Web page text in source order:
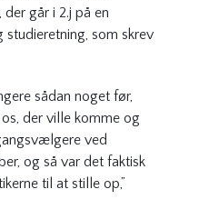
der går i 2.j på en
som skrev
sådan noget før,
der ville komme og
ved
og så var det faktisk
til at stille op,”